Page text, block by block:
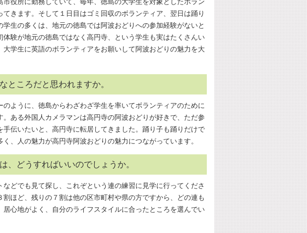
きます。そして１日目はゴミ回収のボランティア、翌日は踊り
生の多くは、地元の徳島では阿波おどりへの参加経験がないと
験が地元の徳島ではなく高円寺、という学生も実はたくさんい
学生に英語のボランティアをお願いして阿波おどりの魅力を大
ところだと思われますか。
のように、徳島からわざわざ学生を率いてボランティアのために
ある外国人カメラマンは高円寺の阿波おどりが好きで、ただ参
伝いたいと、高円寺に転居してきました。踊り子も踊りだけで
、人の魅力が高円寺阿波おどりの魅力につながっています。
、どうすればいいのでしょうか。
どでも見て探し、これぞという連の練習に見学に行ってくださ
ほど、残りの７割は他の区市町村や県の方ですから、どの連も
心地がよく、自分のライフスタイルに合ったところを選んでい